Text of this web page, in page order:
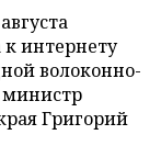
к интернету
волоконно-
министр
Григорий